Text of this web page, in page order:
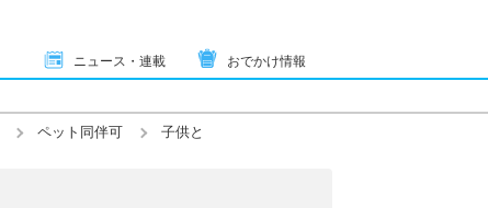
ニュース・連載 おでかけ情報
ペット同伴可 子供と